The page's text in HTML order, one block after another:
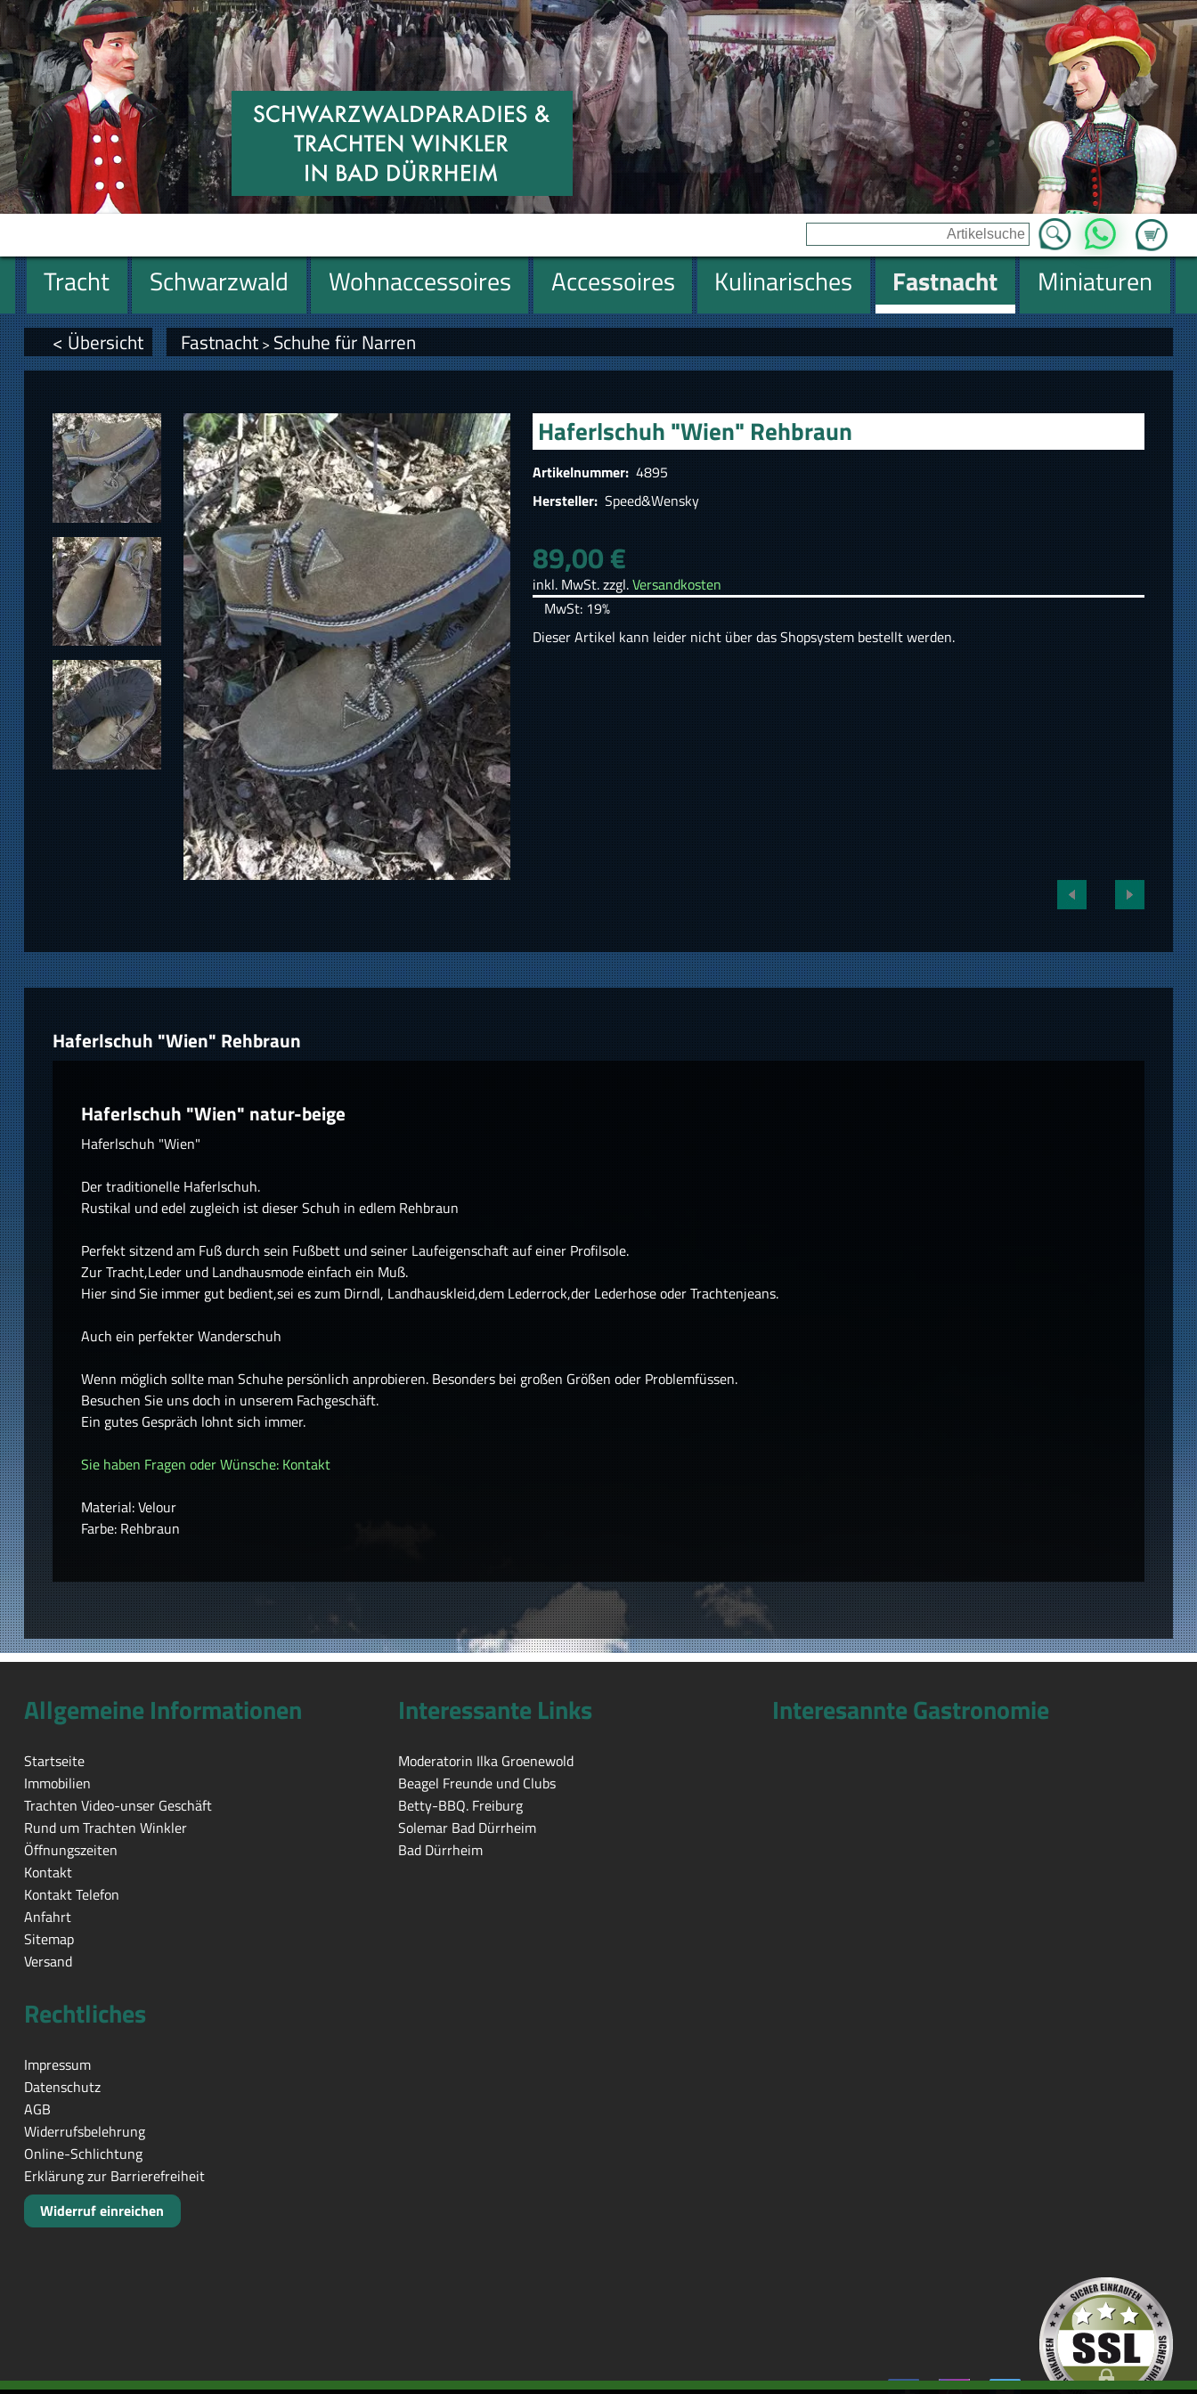
Zum
WhatsApp
Tracht Schwarzwald Wohnaccessoires Accessoires Kulinarisches Fastnacht
Miniaturen
Geschenke
< Übersicht Fastnacht> Schuhe für Narren
Haferlschuh "Wien" Rehbraun
Artikelnummer: 4895
Hersteller: Speed&Wensky
89,00 €
inkl. MwSt. zzgl.Versandkosten
MwSt: 19%
Dieser Artikel kann leider nicht über das Shopsystem bestellt werden.
Haferlschuh "Wien" Rehbraun
Haferlschuh "Wien" natur-beige
Haferlschuh "Wien"
Der traditionelle Haferlschuh.
Rustikal und edel zugleich ist dieser Schuh in edlem Rehbraun
Perfekt sitzend am Fuß durch sein Fußbett und seiner Laufeigenschaft auf einer Profilsole.
Zur Tracht,Leder und Landhausmode einfach ein Muß.
Hier sind Sie immer gut bedient,sei es zum Dirndl, Landhauskleid,dem Lederrock,der Lederhose oder Trachtenjeans.
Auch ein perfekter Wanderschuh
Wenn möglich sollte man Schuhe persönlich anprobieren. Besonders bei großen Größen oder Problemfüssen.
Besuchen Sie uns doch in unserem Fachgeschäft.
Ein gutes Gespräch lohnt sich immer.
Sie haben Fragen oder Wünsche: Kontakt
Material: Velour
Farbe: Rehbraun
Allgemeine Informationen
Startseite
Immobilien
Trachten Video-unser Geschäft
Rund um Trachten Winkler
Öffnungszeiten
Kontakt
Kontakt Telefon
Anfahrt
Sitemap
Versand
Interessante Links
Moderatorin Ilka Groenewold
Beagel Freunde und Clubs
Betty-BBQ. Freiburg
Solemar Bad Dürrheim
Bad Dürrheim
Interesannte Gastronomie
Rechtliches
Impressum
Datenschutz
AGB
Widerrufsbelehrung
Online-Schlichtung
Erklärung zur Barrierefreiheit
Widerruf einreichen